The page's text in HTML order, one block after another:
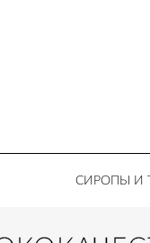
СИРОПЫ И